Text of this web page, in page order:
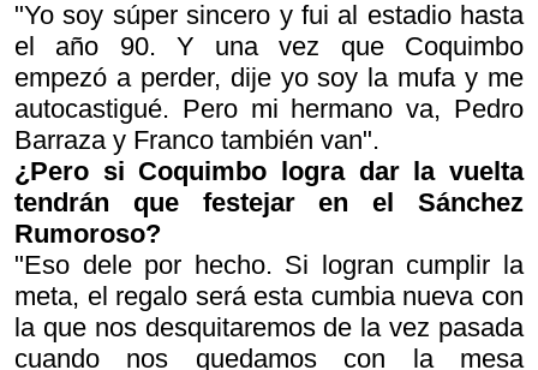
"Yo soy súper sincero y fui al estadio hasta
el año 90. Y una vez que Coquimbo
empezó a perder, dije yo soy la mufa y me
autocastigué. Pero mi hermano va, Pedro
Barraza y Franco también van".
¿Pero si Coquimbo logra dar la vuelta
tendrán que festejar en el Sánchez
Rumoroso?
"Eso dele por hecho. Si logran cumplir la
meta, el regalo será esta cumbia nueva con
la que nos desquitaremos de la vez pasada
cuando nos quedamos con la mesa